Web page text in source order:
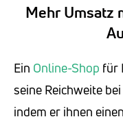
Mehr Umsatz
Ein Online-Shop für
seine Reichweite
indem er ihnen